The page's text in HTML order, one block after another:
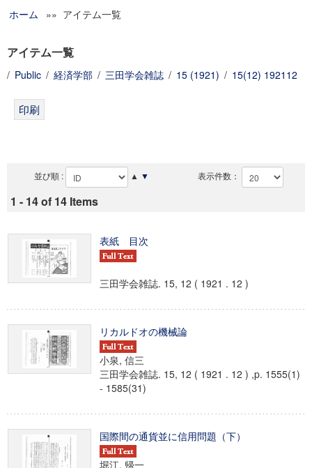
グローバルリサーチインスティテュート
科学研究費補助金研究成果報告書
慶應義塾大学グローバルCOEプログラム市民社会ガバナンス
ホーム »» アイテム一覧
アイテム一覧
/ Public / 経済学部 / 三田学会雑誌 / 15 (1921) / 15(12) 192112
並び順 : ▲ ▼ 表示件数：
1 - 14 of 14 Items
表紙 目次
三田学会雑誌. 15, 12 ( 1921 . 12 )
リカルドオの機械論
小泉, 信三
三田学会雑誌. 15, 12 ( 1921 . 12 ) ,p. 1555(1)
- 1585(31)
国際間の通貨並に信用問題（下）
堀江, 帰一